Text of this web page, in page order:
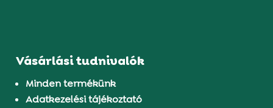
Vásárlási tudnivalók
Minden termékünk
Adatkezelési tájékoztató